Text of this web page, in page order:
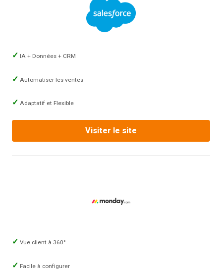
IA + Données + CRM
Automatiser les ventes
Adaptatif et Flexible
Visiter le site
Vue client à 360°
Facile à configurer